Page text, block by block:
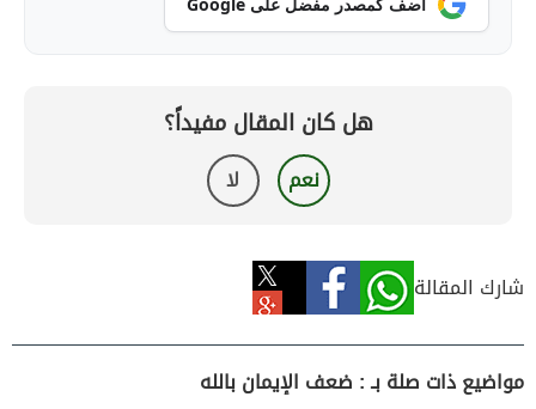
هل كان المقال مفيداً؟
نعم لا
شارك المقالة
مواضيع ذات صلة بـ : ضعف الإيمان بالله